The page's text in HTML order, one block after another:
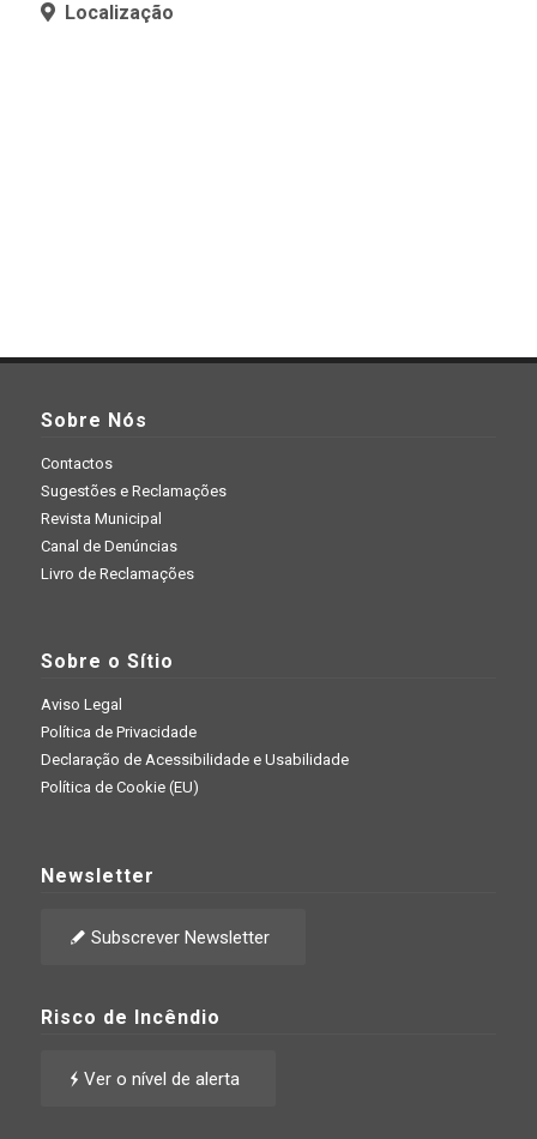
Localização
Sobre Nós
Contactos
Sugestões e Reclamações
Revista Municipal
Canal de Denúncias
Livro de Reclamações
Sobre o Sítio
Aviso Legal
Política de Privacidade
Declaração de Acessibilidade e Usabilidade
Política de Cookie (EU)
Newsletter
Subscrever Newsletter
Risco de Incêndio
Ver o nível de alerta